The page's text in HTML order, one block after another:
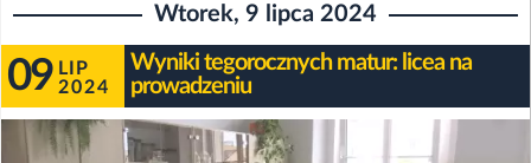
Wtorek, 9 lipca 2024
09 LIP
2024
Wyniki tegorocznych matur: licea na
prowadzeniu